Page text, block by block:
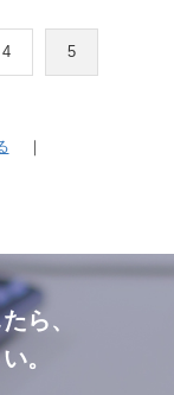
4 5
｜
ら、
。